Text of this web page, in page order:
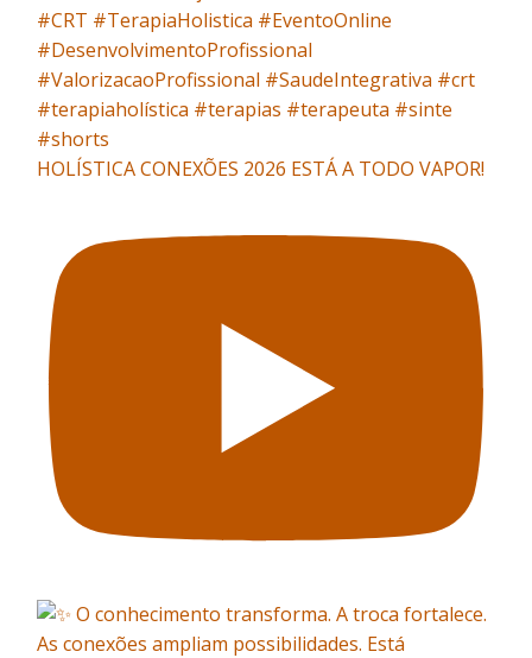
HOLÍSTICA CONEXÕES 2026 ESTÁ A TODO VAPOR!